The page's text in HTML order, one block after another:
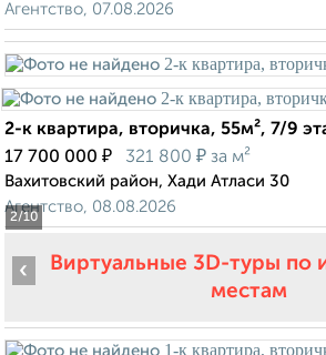
Агентство, 07.08.2026
2/10
2-к квартира, вторичка, 55м², 7/9
17 700 000 ₽ 321 800 ₽ за м²
Вахитовский район, Хади Атласи 30
Агентство, 08.08.2026
Виртуальные 3D-туры по
местам
‹